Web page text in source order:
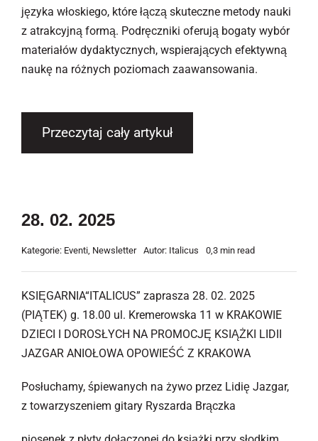
języka włoskiego, które łączą skuteczne metody nauki
z atrakcyjną formą. Podręczniki oferują bogaty wybór
materiałów dydaktycznych, wspierających efektywną
naukę na różnych poziomach zaawansowania.
Przeczytaj cały artykuł
28. 02. 2025
Kategorie: Eventi, Newsletter Autor: Italicus 0,3 min read
KSIĘGARNIA“ITALICUS” zaprasza 28. 02. 2025
(PIĄTEK) g. 18.00 ul. Kremerowska 11 w KRAKOWIE
DZIECI I DOROSŁYCH NA PROMOCJĘ KSIĄŻKI LIDII
JAZGAR ANIOŁOWA OPOWIEŚĆ Z KRAKOWA
Posłuchamy, śpiewanych na żywo przez Lidię Jazgar,
z towarzyszeniem gitary Ryszarda Brączka